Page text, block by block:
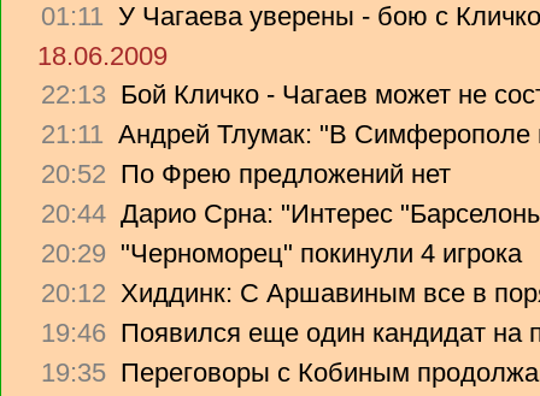
01:11 У Чагаева уверены - бою с
18.06.2009
22:13 Бой Кличко - Чагаев может не
21:11 Андрей Тлумак: "В Симферополе
20:52 По Фрею предложений нет
20:44 Дарио Срна: "Интерес
20:29 "Черноморец" покинули 4 игрока
20:12 Хиддинк: С Аршавиным все в
19:46 Появился еще один кандидат на
19:35 Переговоры с Кобиным